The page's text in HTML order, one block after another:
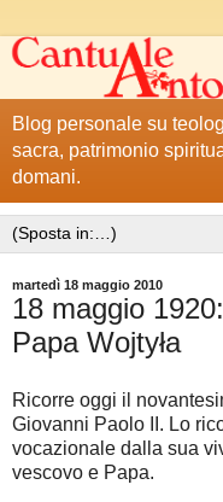
Blog personale su
sacra, patrimonio
domani.
martedì 18 maggio 2010
18 maggio
Papa Wojtyła
Ricorre oggi il
Giovanni Paolo II. Lo
vocazionale dalla sua
vescovo e Papa.